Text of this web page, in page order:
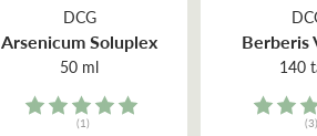
DCG
Arsenicum Soluplex
50 ml
Rating:
(1)
Berberis
140
Rating:
(3)